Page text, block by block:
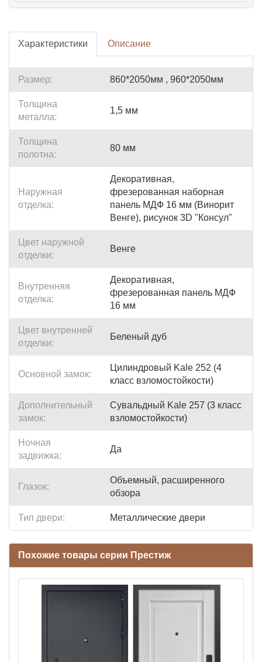
Характеристики Описание
Размер: 860*2050мм , 960*2050мм
Толщина
металла:
1,5 мм
Толщина
полотна:
80 мм
Наружная
отделка:
Декоративная,
фрезерованная наборная
панель МДФ 16 мм (Винорит
Венге), рисунок 3D "Консул"
Цвет наружной
отделки:
Венге
Внутренняя
отделка:
Декоративная,
фрезерованная панель МДФ
16 мм
Цвет внутренней
отделки:
Беленый дуб
Основной замок:
Цилиндровый Kale 252 (4
класс взломостойкости)
Дополнительный
замок:
Сувальдный Kale 257 (3 класс
взломостойкости)
Ночная
задвижка:
Да
Глазок:
Объемный, расширенного
обзора
Тип двери: Металлические двери
Похожие товары серии Престиж